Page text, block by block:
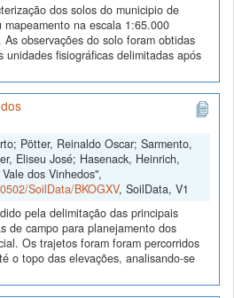
dos solos do municipio de
na escala 1:65.000
observações do solo foram obtidas
unidades fisiográficas delimitadas após
Pötter, Reinaldo Oscar; Sarmento,
Eliseu José; Hasenack, Heinrich,
dos Vinhedos",
SoilData/BKOGXV, SoilData, V1
pela delimitação das principais
de campo para planejamento dos
Os trajetos foram foram percorridos
o topo das elevações, analisando-se